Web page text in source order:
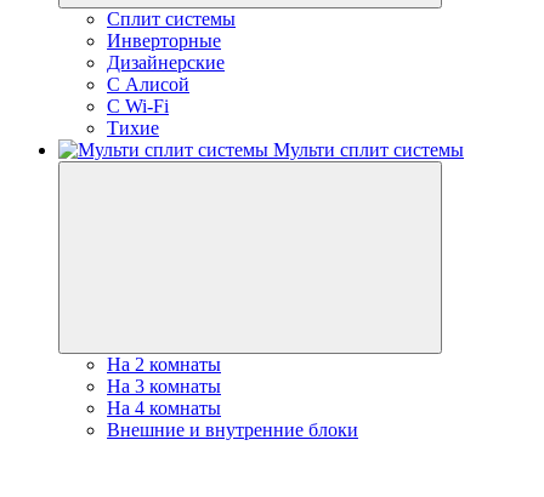
Сплит системы
Инверторные
Дизайнерские
С Алисой
C Wi-Fi
Тихие
Мульти сплит системы
На 2 комнаты
На 3 комнаты
На 4 комнаты
Внешние и внутренние блоки